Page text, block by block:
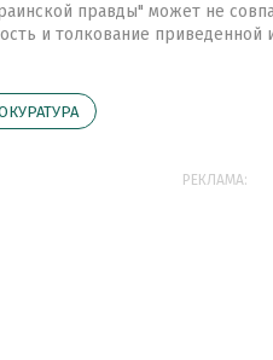
правды" может не
и толкование
РЕКЛАМА: